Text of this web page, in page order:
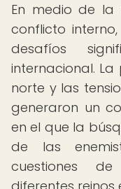
En medio de
conflicto
desafíos
internacional. La
norte y las
generaron un
en el que la
de las
cuestiones